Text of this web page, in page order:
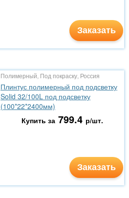
Заказать
Полимерный, Под покраску, Россия
Плинтус полимерный под подсветку
Solid 32/100L под подсветку
(100*22*2400мм)
Купить за 799.4 р/шт.
Заказать